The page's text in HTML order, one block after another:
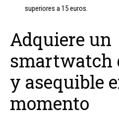
superiores a 15 euros.
Adquiere un
smartwatch
y asequible
momento